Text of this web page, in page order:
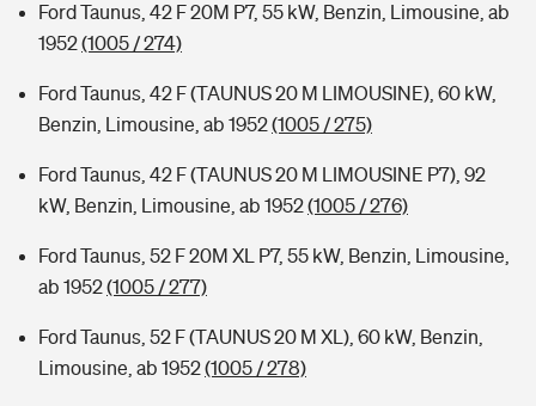
Ford Taunus, 42 F 20M P7, 55 kW, Benzin, Limousine, ab
1952(1005 / 274)
Ford Taunus, 42 F (TAUNUS 20 M LIMOUSINE), 60 kW,
Benzin, Limousine, ab 1952(1005 / 275)
Ford Taunus, 42 F (TAUNUS 20 M LIMOUSINE P7), 92
kW, Benzin, Limousine, ab 1952(1005 / 276)
Ford Taunus, 52 F 20M XL P7, 55 kW, Benzin, Limousine,
ab 1952(1005 / 277)
Ford Taunus, 52 F (TAUNUS 20 M XL), 60 kW, Benzin,
Limousine, ab 1952(1005 / 278)